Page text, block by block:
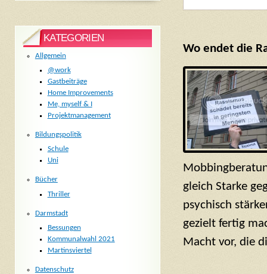
Wo endet die
gleich Starke
psychisch
gezielt fertig
Macht vor, die
KATEGORIEN
Allgemein
@work
Gastbeiträge
Home Improvements
Me, myself & I
Projektmanagement
Bildungspolitik
Schule
Uni
Bücher
Thriller
Darmstadt
Bessungen
Kommunalwahl 2021
Martinsviertel
Datenschutz